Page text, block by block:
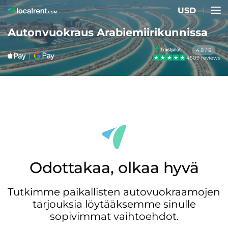
USD
Autonvuokraus Arabiemiirikunnissa
4.8 / 5
4509 reviews
Odottakaa, olkaa hyvä
Tutkimme paikallisten autovuokraamojen
tarjouksia löytääksemme sinulle
sopivimmat vaihtoehdot.